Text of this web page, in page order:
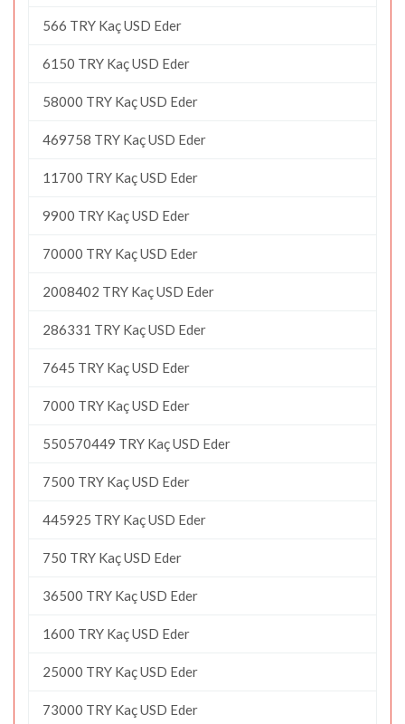
566 TRY Kaç USD Eder
6150 TRY Kaç USD Eder
58000 TRY Kaç USD Eder
469758 TRY Kaç USD Eder
11700 TRY Kaç USD Eder
9900 TRY Kaç USD Eder
70000 TRY Kaç USD Eder
2008402 TRY Kaç USD Eder
286331 TRY Kaç USD Eder
7645 TRY Kaç USD Eder
7000 TRY Kaç USD Eder
550570449 TRY Kaç USD Eder
7500 TRY Kaç USD Eder
445925 TRY Kaç USD Eder
750 TRY Kaç USD Eder
36500 TRY Kaç USD Eder
1600 TRY Kaç USD Eder
25000 TRY Kaç USD Eder
73000 TRY Kaç USD Eder